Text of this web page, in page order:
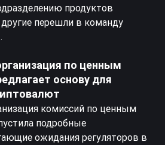
продуктов
перешли в команду
по ценным
основу для
комиссий по ценным
подробные
ожидания регуляторов в